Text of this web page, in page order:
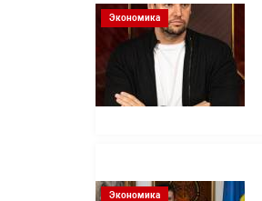
Экономика
Экономика